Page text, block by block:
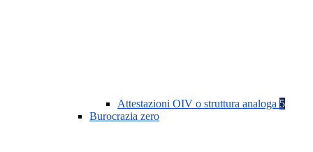
Attestazioni OIV o struttura analoga 5
Burocrazia zero